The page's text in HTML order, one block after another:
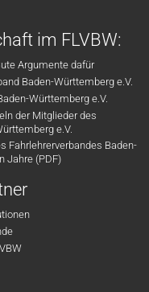
im FLVBW:
Argumente dafür
Baden-Württemberg e.V.
Württemberg e.V.
der Mitglieder des
e.V.
Fahrlehrerverbandes Baden-
Jahre (PDF)